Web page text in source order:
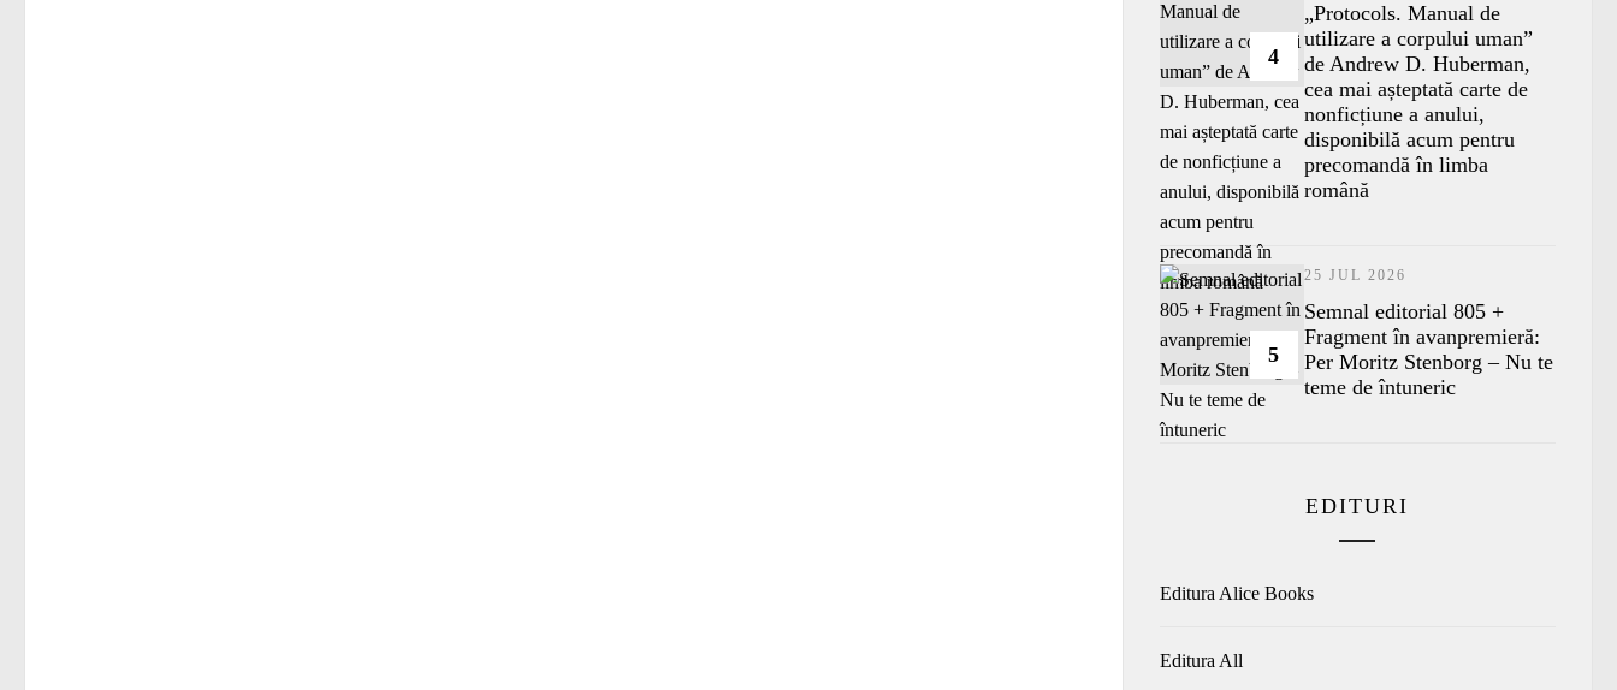
4
„Protocols. Manual de
utilizare a corpului uman”
de Andrew D. Huberman,
cea mai așteptată carte de
nonficțiune a anului,
disponibilă acum pentru
precomandă în limba
română
5
25 JUL 2026
Semnal editorial 805 +
Fragment în avanpremieră:
Per Moritz Stenborg – Nu te
teme de întuneric
EDITURI
Editura Alice Books
Editura All